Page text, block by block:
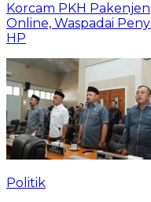
Korcam PKH
Online, Waspadai
HP
Politik